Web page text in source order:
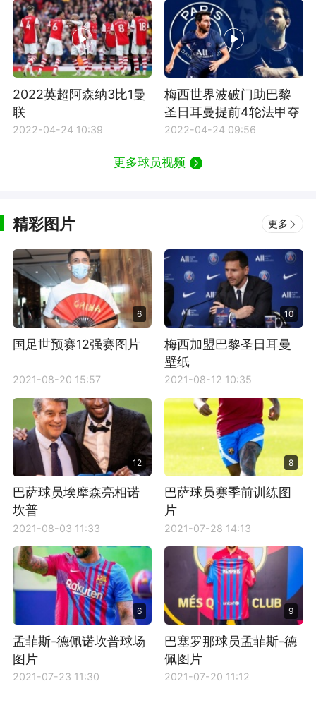
2022英超阿森纳3比1曼
联
2022-04-24 10:39
梅西世界波破门助巴黎
圣日耳曼提前4轮法甲夺
冠
2022-04-24 09:56
更多球员视频
精彩图片 更多
6
国足世预赛12强赛图片
2021-08-20 15:57
10
梅西加盟巴黎圣日耳曼
壁纸
2021-08-12 10:35
12
巴萨球员埃摩森亮相诺
坎普
2021-08-03 11:33
8
巴萨球员赛季前训练图
片
2021-07-28 14:13
6
孟菲斯-德佩诺坎普球场
图片
2021-07-23 11:30
9
巴塞罗那球员孟菲斯-德
佩图片
2021-07-20 11:12